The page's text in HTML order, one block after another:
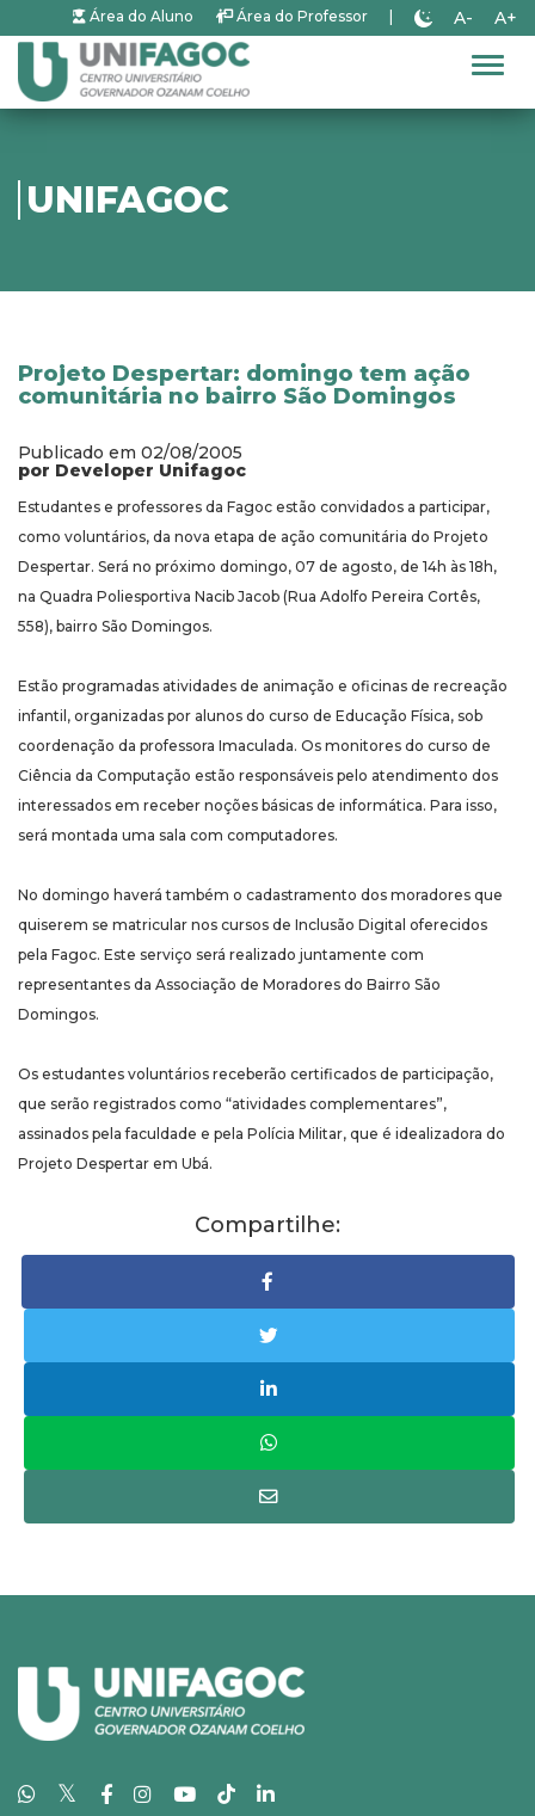
Área do Aluno Área do Professor A- A+
UNIFAGOC
Projeto Despertar: domingo tem ação
comunitária no bairro São Domingos
Publicado em 02/08/2005
por Developer Unifagoc
Estudantes e professores da Fagoc estão convidados a participar,
como voluntários, da nova etapa de ação comunitária do Projeto
Despertar. Será no próximo domingo, 07 de agosto, de 14h às 18h,
na Quadra Poliesportiva Nacib Jacob (Rua Adolfo Pereira Cortês,
558), bairro São Domingos.
Estão programadas atividades de animação e oficinas de recreação
infantil, organizadas por alunos do curso de Educação Física, sob
coordenação da professora Imaculada. Os monitores do curso de
Ciência da Computação estão responsáveis pelo atendimento dos
interessados em receber noções básicas de informática. Para isso,
será montada uma sala com computadores.
No domingo haverá também o cadastramento dos moradores que
quiserem se matricular nos cursos de Inclusão Digital oferecidos
pela Fagoc. Este serviço será realizado juntamente com
representantes da Associação de Moradores do Bairro São
Domingos.
Os estudantes voluntários receberão certificados de participação,
que serão registrados como “atividades complementares”,
assinados pela faculdade e pela Polícia Militar, que é idealizadora do
Projeto Despertar em Ubá.
Compartilhe:
𝕏